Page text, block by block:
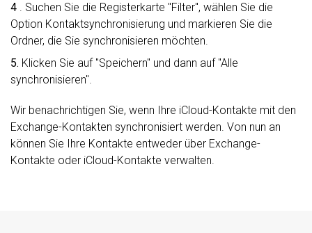
4 . Suchen Sie die Registerkarte "Filter", wählen Sie die
Option Kontaktsynchronisierung und markieren Sie die
Ordner, die Sie synchronisieren möchten.
5. Klicken Sie auf "Speichern" und dann auf "Alle
synchronisieren".
Wir benachrichtigen Sie, wenn Ihre iCloud-Kontakte mit den
Exchange-Kontakten synchronisiert werden. Von nun an
können Sie Ihre Kontakte entweder über Exchange-
Kontakte oder iCloud-Kontakte verwalten.